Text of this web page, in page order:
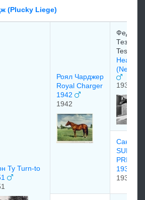
(Plucky Liege)
Ту Turn-to
Роял Чарджер
Royal Charger
1942
1942
Тезио/
Tesio
Неарко
1935
Сан
SUN
1937
1937